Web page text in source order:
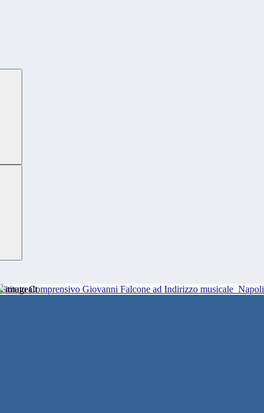
Istituto Comprensivo Giovanni Falcone ad Indirizzo musicale Napoli